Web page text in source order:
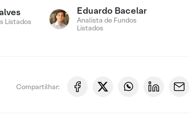
Listados
Eduardo Bacelar
Analista de Fundos
Listados
Compartilhar: